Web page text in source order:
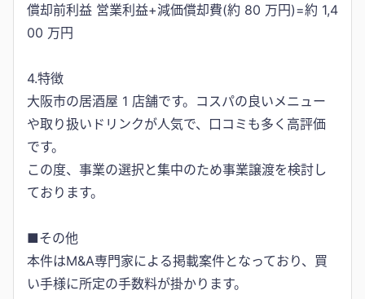
償却前利益 営業利益+減価償却費(約 80 万円)=約 1,4
00 万円
4.特徴
大阪市の居酒屋 1 店舗です。コスパの良いメニュー
や取り扱いドリンクが人気で、口コミも多く高評価
です。
この度、事業の選択と集中のため事業譲渡を検討し
ております。
■その他
本件はM&A専門家による掲載案件となっており、買
い手様に所定の手数料が掛かります。